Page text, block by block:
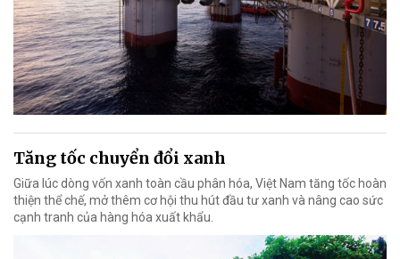
Tăng tốc chuyển đổi xanh
Giữa lúc dòng vốn xanh toàn cầu phân hóa, Việt Nam tăng tốc hoàn
thiện thể chế, mở thêm cơ hội thu hút đầu tư xanh và nâng cao sức
cạnh tranh của hàng hóa xuất khẩu.